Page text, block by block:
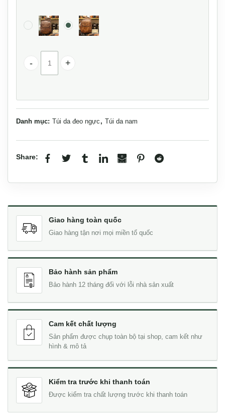
Túi da đeo lưng Lano thời trang TDL46 số lượng
Danh mục: Túi da đeo ngực , Túi da nam
Share:
Giao hàng toàn quốc
Giao hàng tận nơi mọi miền tổ quốc
Bảo hành sản phẩm
Bảo hành 12 tháng đối với lỗi nhà sản xuất
Cam kết chất lượng
Sản phẩm được chụp toàn bộ tại shop, cam kết như
hình & mô tả
Kiểm tra trước khi thanh toán
Được kiểm tra chất lượng trước khi thanh toán